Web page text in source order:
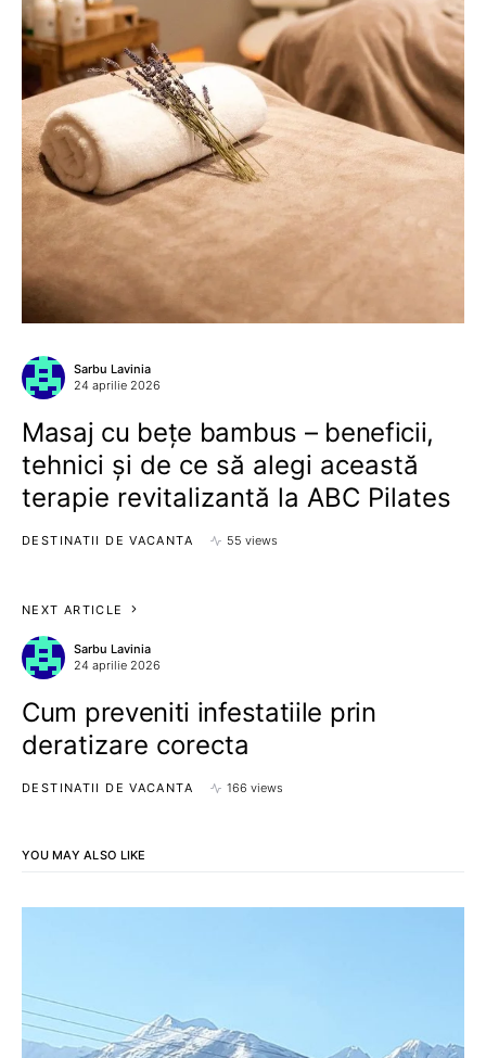
Sarbu Lavinia
24 aprilie 2026
Masaj cu bețe bambus – beneficii,
tehnici și de ce să alegi această
terapie revitalizantă la ABC Pilates
DESTINATII DE VACANTA 55 views
NEXT ARTICLE
Sarbu Lavinia
24 aprilie 2026
Cum preveniti infestatiile prin
deratizare corecta
DESTINATII DE VACANTA 166 views
YOU MAY ALSO LIKE